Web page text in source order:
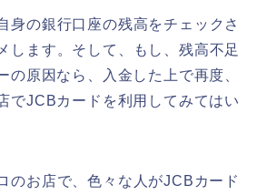
身の銀行口座の残高をチェックさ
します。そして、もし、残高不足
の原因なら、入金した上で再度、
でJCBカードを利用してみてはい
のお店で、色々な人がJCBカード